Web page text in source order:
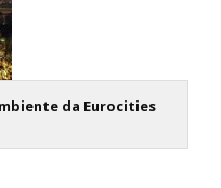
da Eurocities